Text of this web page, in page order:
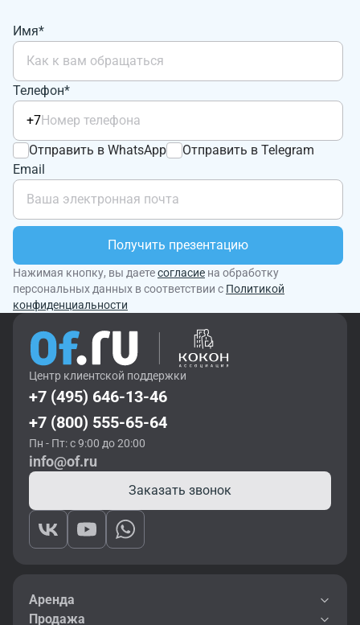
Имя*
Телефон*
+7
Отправить в WhatsApp
Отправить в Telegram
Email
Получить презентацию
Нажимая кнопку, вы даетесогласие на обработку
персональных данных в соответствии с Политикой
конфиденциальности
Центр клиентской поддержки
+7 (495) 646-13-46
+7 (800) 555-65-64
Пн - Пт: с 9:00 до 20:00
info@of.ru
Заказать звонок
Аренда
Продажа